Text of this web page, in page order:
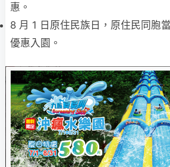
惠。
8 月 1 日原住民族日，原住民同胞
優惠入園。